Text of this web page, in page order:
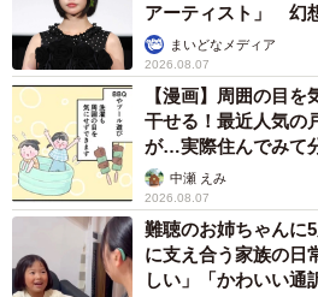
アーティスト」 幻
まいどなメディア
2026.08.07
【漫画】周囲の目
干せる！最近人気
が…実際住んでみて
中瀬 えみ
2026.08.07
難聴のお姉ちゃん
に支え合う家族の日
しい」「かわいい通